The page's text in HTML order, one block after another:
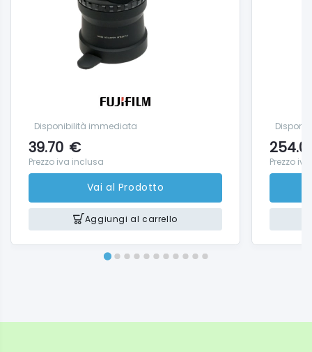
Disponibilità immediata
39.70 €
Prezzo iva inclusa
Vai al Prodotto
Aggiungi al carrello
Prezzo